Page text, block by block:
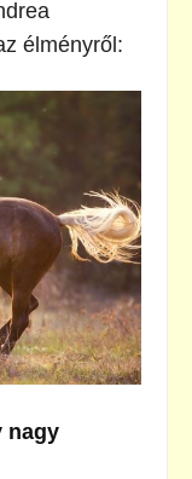
élményről:
nagy